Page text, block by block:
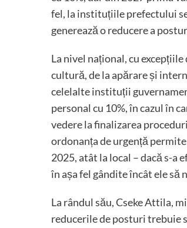
fel, la instituțiile prefectului
generează o reducere a
La nivel național, cu
cultură, de la apărare și
celelalte instituții
personal cu 10%, în cazul în
vedere la finalizarea
ordonanța de urgență
2025, atât la local – dacă s-a
în așa fel gândite încât ele să
La rândul său, Cseke Attila,
reducerile de posturi trebuie